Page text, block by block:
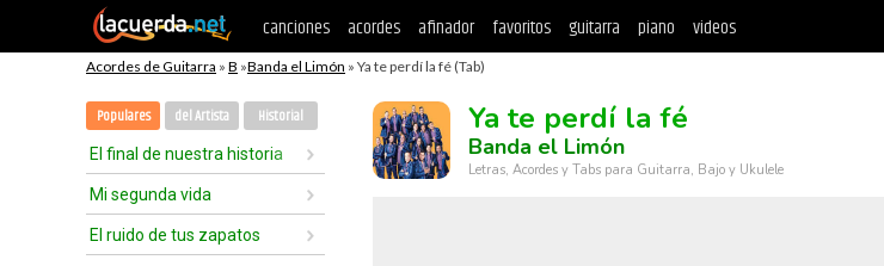
canciones acordes afinador favoritos guitarra piano videos
Acordes de Guitarra » B »Banda el Limón » Ya te perdí la fé (Tab)
Populares del Artista Historial
El final de nuestra historia
Mi segunda vida
El ruido de tus zapatos
Ya te perdí la fé
Banda el Limón
Letras, Acordes y Tabs para Guitarra, Bajo y Ukulele